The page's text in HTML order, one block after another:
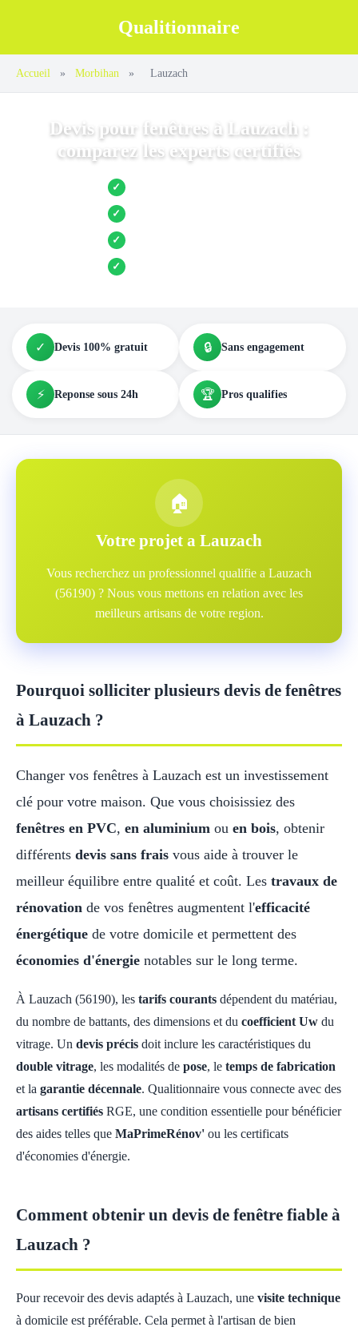
Qualitionnaire
Accueil » Morbihan » Lauzach
Devis pour fenêtres à Lauzach :
comparez les experts certifiés
✓ Jusqu’à 3 devis comparés
✓ Entreprises locales vérifiées
✓ Pose garantie
✓ Aides et primes incluses
✓ Devis 100% gratuit 🔒 Sans engagement
⚡ Reponse sous 24h 🏆 Pros qualifies
🏠
Votre projet a Lauzach
Vous recherchez un professionnel qualifie a Lauzach
(56190) ? Nous vous mettons en relation avec les
meilleurs artisans de votre region.
Pourquoi solliciter plusieurs devis de fenêtres
à Lauzach ?
Changer vos fenêtres à Lauzach est un investissement
clé pour votre maison. Que vous choisissiez des
fenêtres en PVC, en aluminium ou en bois, obtenir
différents devis sans frais vous aide à trouver le
meilleur équilibre entre qualité et coût. Les travaux de
rénovation de vos fenêtres augmentent l'efficacité
énergétique de votre domicile et permettent des
économies d'énergie notables sur le long terme.
À Lauzach (56190), les tarifs courants dépendent du matériau,
du nombre de battants, des dimensions et du coefficient Uw du
vitrage. Un devis précis doit inclure les caractéristiques du
double vitrage, les modalités de pose, le temps de fabrication
et la garantie décennale. Qualitionnaire vous connecte avec des
artisans certifiés RGE, une condition essentielle pour bénéficier
des aides telles que MaPrimeRénov' ou les certificats
d'économies d'énergie.
Comment obtenir un devis de fenêtre fiable à
Lauzach ?
Pour recevoir des devis adaptés à Lauzach, une visite technique
à domicile est préférable. Cela permet à l'artisan de bien